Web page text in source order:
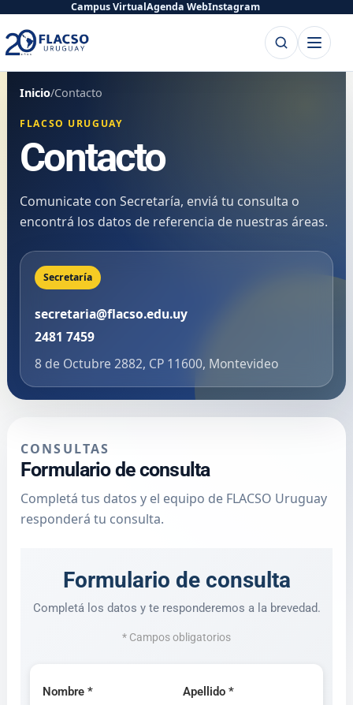
contenido
contenido
Campus VirtualAgenda WebInstagram
BuscarAbrir
menú
Inicio/Contacto
FLACSO URUGUAY
Contacto
Comunicate con Secretaría, enviá tu consulta o
encontrá los datos de referencia de nuestras áreas.
Secretaría
secretaria@flacso.edu.uy
2481 7459
8 de Octubre 2882, CP 11600, Montevideo
CONSULTAS
Formulario de consulta
Completá tus datos y el equipo de FLACSO Uruguay
responderá tu consulta.
Formulario de consulta
Completá los datos y te responderemos a la brevedad.
* Campos obligatorios
Nombre * Apellido *